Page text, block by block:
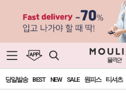
당일발송 BEST NEW SALE 원피스 티셔츠